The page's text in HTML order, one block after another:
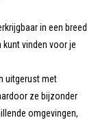
in een breed
vinden voor je
uitgerust met
ze bijzonder
omgevingen,